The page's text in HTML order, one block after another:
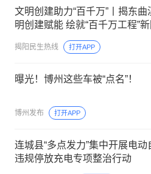
文明创建助力“百千万”丨揭东曲
明创建赋能 绘就“百千万工程”
揭阳民生热线 打开APP
曝光！博州这些车被“点名”！
博州发布 打开APP
连城县“多点发力”集中开展电动
违规停放充电专项整治行动